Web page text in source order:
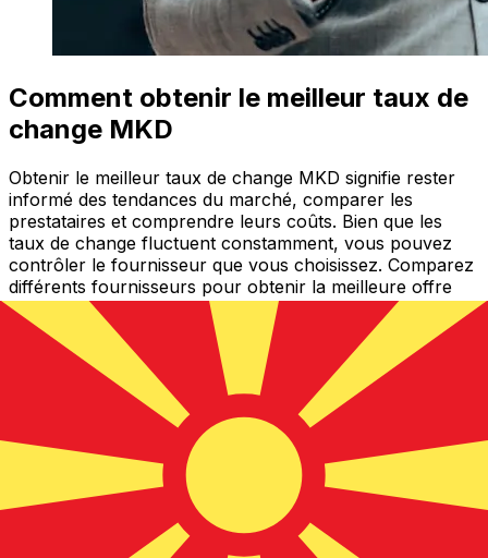
Comment obtenir le meilleur taux de
change MKD
Obtenir le meilleur taux de change MKD signifie rester
informé des tendances du marché, comparer les
prestataires et comprendre leurs coûts. Bien que les
taux de change fluctuent constamment, vous pouvez
contrôler le fournisseur que vous choisissez. Comparez
différents fournisseurs pour obtenir la meilleure offre
MKD aujourd’hui et économiser davantage lors de votre
transfert vers Macédoine du Nord.